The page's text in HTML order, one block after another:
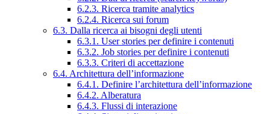
6.2.3. Ricerca tramite analytics
6.2.4. Ricerca sui forum
6.3. Dalla ricerca ai bisogni degli utenti
6.3.1. User stories per definire i contenuti
6.3.2. Job stories per definire i contenuti
6.3.3. Criteri di accettazione
6.4. Architettura dell’informazione
6.4.1. Definire l’architettura dell’informazione
6.4.2. Alberatura
6.4.3. Flussi di interazione